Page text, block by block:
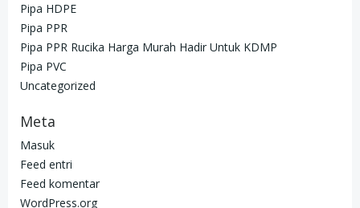
Pipa HDPE
Pipa PPR
Pipa PPR Rucika Harga Murah Hadir Untuk KDMP
Pipa PVC
Uncategorized
Meta
Masuk
Feed entri
Feed komentar
WordPress.org